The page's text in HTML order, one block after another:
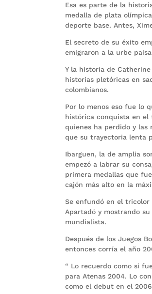
Esa es parte de la
medalla de plata
deporte base. Antes,
El secreto de su éxito
emigraron a la urbe
Y la historia de
historias pletóricas en
colombianos.
Por lo menos eso fue lo
histórica conquista en el
quienes ha perdido y las
que su trayectoria lenta
Ibarguen, la de amplia
empezó a labrar su
primera medallas que
cajón más alto en la
Se enfundó en el tricolor
Apartadó y mostrando
mundialista.
Después de los Juegos
entonces corría el año
“ Lo recuerdo como si
para Atenas 2004. Lo
como el debut en el